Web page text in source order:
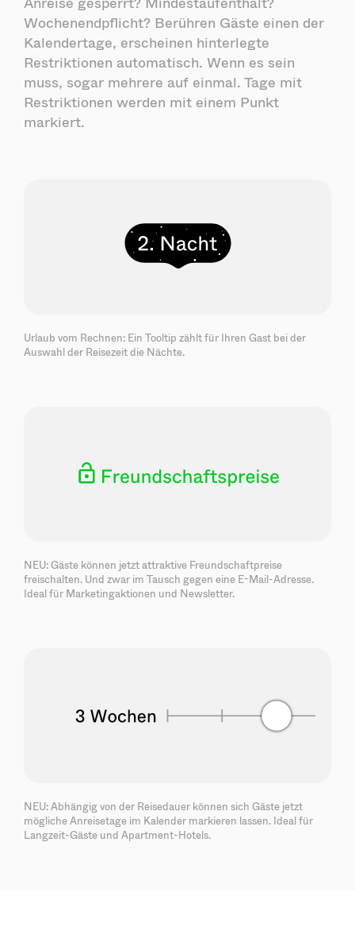
Wochenendpflicht? Berühren Gäste einen der
Kalendertage, erscheinen hinterlegte
Restriktionen automatisch. Wenn es sein
muss, sogar mehrere auf einmal. Tage mit
Restriktionen werden mit einem Punkt
markiert.
Urlaub vom Rechnen: Ein Tooltip zählt für Ihren Gast bei der
Auswahl der Reisezeit die Nächte.
NEU: Gäste können jetzt attraktive Freundschaftpreise
freischalten. Und zwar im Tausch gegen eine E-Mail-Adresse.
Ideal für Marketingaktionen und Newsletter.
NEU: Abhängig von der Reisedauer können sich Gäste jetzt
mögliche Anreisetage im Kalender markieren lassen. Ideal für
Langzeit-Gäste und Apartment-Hotels.